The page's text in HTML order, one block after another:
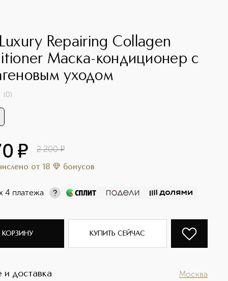
Repairing Collagen
Маска-кондиционер с
уходом
(0)
¤ 2 200 ¤
от 18 бонусов
4 платежа
КОРЗИНУ КУПИТЬ СЕЙЧАС
и доставка Москва